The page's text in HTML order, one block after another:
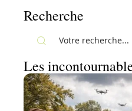
Recherche
Les